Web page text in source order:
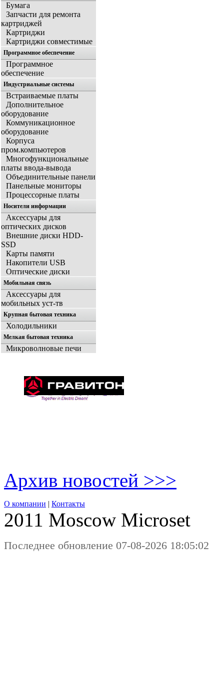
Бумага
Запчасти для ремонта
картриджей
Картриджи
Картриджи совместимые
Программное обеспечение
Программное
обеспечение
Индустриальные системы
Встраиваемые платы
Дополнительное
оборудование
Коммуникационное
оборудование
Корпуса
пром.компьютеров
Многофункциональные
платы ввода-вывода
Объединительные панели
Панельные мониторы
Процессорные платы
Носители информации
Аксессуары для
оптических дисков
Внешние диски HDD-
SSD
Карты памяти
Накопители USB
Оптические диски
Мобильная связь
Аксессуары для
мобильных уст-тв
Крупная бытовая техника
Холодильники
Мелкая бытовая техника
Микроволновые печи
Архив новостей >>>
О компании | Контакты
2011 Moscow Microset
Последнее обновление 07-08-2026 18:05:02